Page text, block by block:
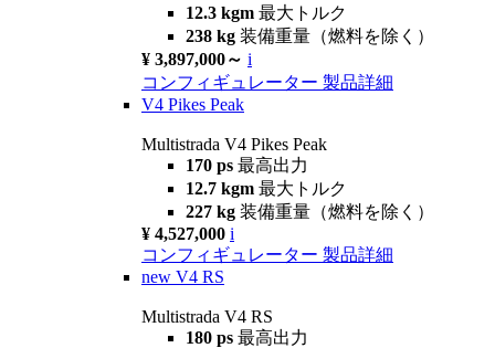
12.3 kgm 最大トルク
238 kg 装備重量（燃料を除く）
¥ 3,897,000～ i
コンフィギュレーター 製品詳細
V4 Pikes Peak
Multistrada V4 Pikes Peak
170 ps 最高出力
12.7 kgm 最大トルク
227 kg 装備重量（燃料を除く）
¥ 4,527,000 i
コンフィギュレーター 製品詳細
new V4 RS
Multistrada V4 RS
180 ps 最高出力